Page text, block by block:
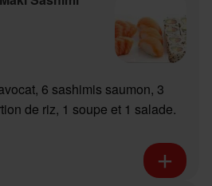
6 sashimis saumon, 3
de riz, 1 soupe et 1 salade.